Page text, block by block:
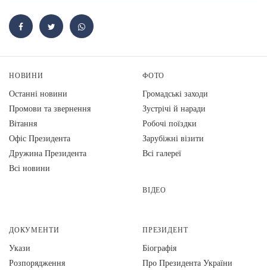
НОВИНИ
Останні новини
Промови та звернення
Вiтання
Офіс Президента
Дружина Президента
Всі новини
ФОТО
Громадські заходи
Зустрічі й наради
Робочі поїздки
Зарубіжні візити
Всі галереї
ВІДЕО
ДОКУМЕНТИ
Укази
Розпорядження
ПРЕЗИДЕНТ
Біографія
Про Президента України